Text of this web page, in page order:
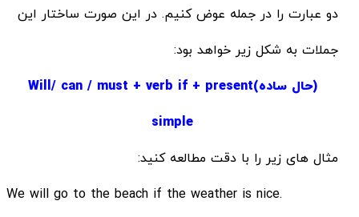
دو عبارت را در جمله عوض کنیم. در این صورت ساختار این
جملات به شکل زیر خواهد بود:
(حال ساده)Will/ can / must + verb if + present
simple
مثال های زیر را با دقت مطالعه کنید:
.We will go to the beach if the weather is nice